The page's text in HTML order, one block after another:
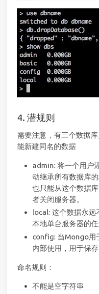
4. 潜规则
需要注意，有三个数据
能新建同名的数据
admin: 将一个用户
动继承所有数据库
也只能从这个数据
者关闭服务器。
local: 这个数据永远
本地单台服务器的
config: 当Mongo用
内部使用，用于保
命名规则：
不能是空字符串